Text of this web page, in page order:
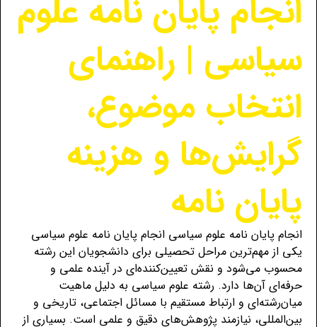
انجام پایان نامه علوم
سیاسی | راهنمای
انتخاب موضوع،
گرایش‌ها و هزینه
پایان نامه
انجام پایان نامه علوم سیاسی انجام پایان نامه علوم سیاسی
یکی از مهم‌ترین مراحل تحصیلی برای دانشجویان این رشته
محسوب می‌شود و نقش تعیین‌کننده‌ای در آینده علمی و
حرفه‌ای آن‌ها دارد. رشته علوم سیاسی به دلیل ماهیت
میان‌رشته‌ای و ارتباط مستقیم با مسائل اجتماعی، تاریخی و
بین‌المللی، نیازمند پژوهش‌های دقیق و علمی است. بسیاری از